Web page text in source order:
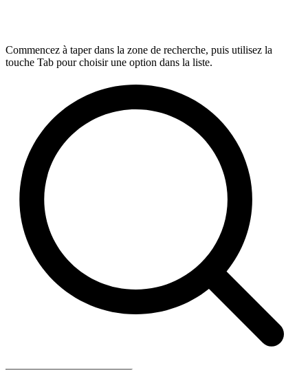
Commencez à taper dans la zone de recherche, puis utilisez la
touche Tab pour choisir une option dans la liste.